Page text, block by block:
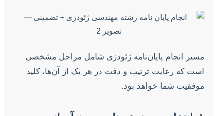
مسیر انجام پایان‌نامه ژئودزی شامل مراحل مشخصی
است که رعایت ترتیب و دقت در هر یک از آن‌ها، کلید
موفقیت شما خواهد بود.